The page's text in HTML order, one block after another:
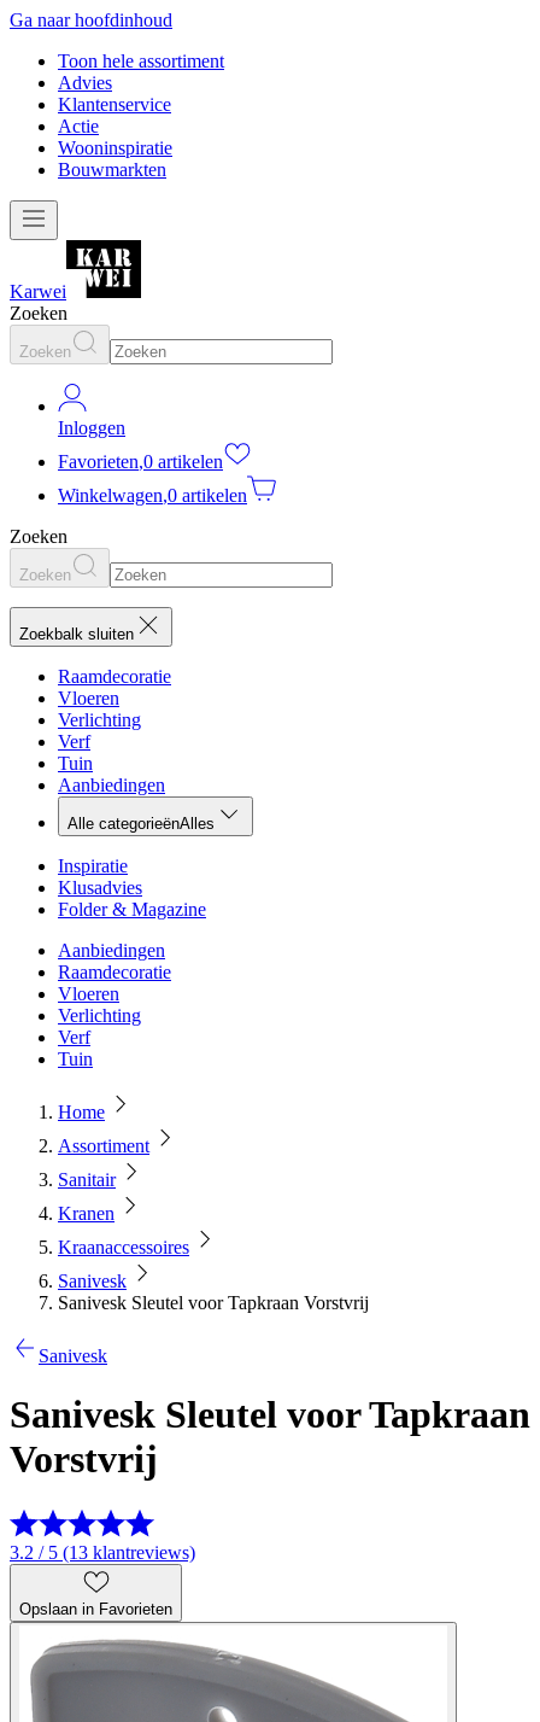
Ga naar hoofdinhoud
Toon hele assortiment
Advies
Klantenservice
Actie
Wooninspiratie
Bouwmarkten
Karwei
Zoeken
Zoeken
Inloggen
Favorieten,0 artikelen
Winkelwagen,0 artikelen
Zoeken
Zoeken
Zoekbalk sluiten
Raamdecoratie
Vloeren
Verlichting
Verf
Tuin
Aanbiedingen
Alle categorieënAlles
Inspiratie
Klusadvies
Folder & Magazine
Aanbiedingen
Raamdecoratie
Vloeren
Verlichting
Verf
Tuin
Home
Assortiment
Sanitair
Kranen
Kraanaccessoires
Sanivesk
Sanivesk Sleutel voor Tapkraan Vorstvrij
Sanivesk
Sanivesk Sleutel voor Tapkraan
Vorstvrij
3.2 / 5 (13 klantreviews)
Opslaan in Favorieten